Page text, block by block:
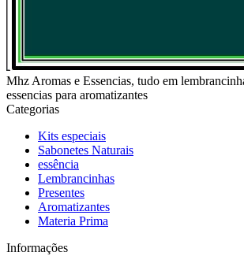
Mhz Aromas e Essencias, tudo em
essencias para aromatizantes
Categorias
Kits especiais
Sabonetes Naturais
essência
Lembrancinhas
Presentes
Aromatizantes
Materia Prima
Informações